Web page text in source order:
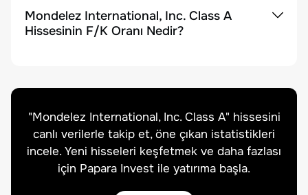
Mondelez International, Inc. Class A
Hissesinin F/K Oranı Nedir?
"Mondelez International, Inc. Class A" hissesini
canlı verilerle takip et, öne çıkan istatistikleri
incele. Yeni hisseleri keşfetmek ve daha fazlası
için Papara Invest ile yatırıma başla.